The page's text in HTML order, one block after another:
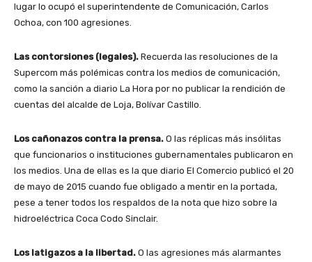
lugar lo ocupó el superintendente de Comunicación, Carlos
Ochoa, con 100 agresiones.
Las contorsiones (legales). Recuerda las resoluciones de la
Supercom más polémicas contra los medios de comunicación,
como la sanción a diario La Hora por no publicar la rendición de
cuentas del alcalde de Loja, Bolívar Castillo.
Los cañonazos contra la prensa. O las réplicas más insólitas
que funcionarios o instituciones gubernamentales publicaron en
los medios. Una de ellas es la que diario El Comercio publicó el 20
de mayo de 2015 cuando fue obligado a mentir en la portada,
pese a tener todos los respaldos de la nota que hizo sobre la
hidroeléctrica Coca Codo Sinclair.
Los latigazos a la libertad. O las agresiones más alarmantes